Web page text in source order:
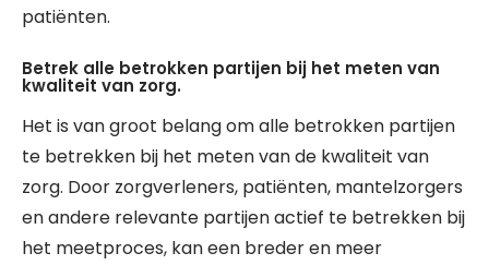
patiënten.
Betrek alle betrokken partijen bij het meten van
kwaliteit van zorg.
Het is van groot belang om alle betrokken partijen
te betrekken bij het meten van de kwaliteit van
zorg. Door zorgverleners, patiënten, mantelzorgers
en andere relevante partijen actief te betrekken bij
het meetproces, kan een breder en meer